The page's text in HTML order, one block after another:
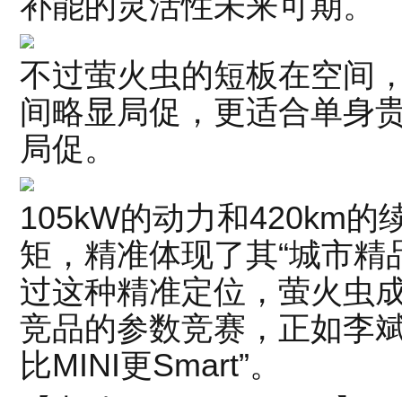
不过萤火虫的短板在空间
间略显局促，更适合单身
局促。
105kW的动力和420km的
矩，精准体现了其“城市精
过这种精准定位，萤火虫
竞品的参数竞赛，正如李
比MINI更Smart”。